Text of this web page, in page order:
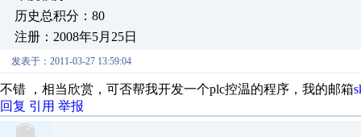
历史总积分：80
注册：2008年5月25日
发表于：2011-03-27 13:59:04
不错 ，相当欣赏，可否帮我开发一个plc控温的程序，我的邮箱
回复 引用 举报